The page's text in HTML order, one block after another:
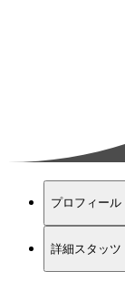
プロフィール
詳細スタッツ